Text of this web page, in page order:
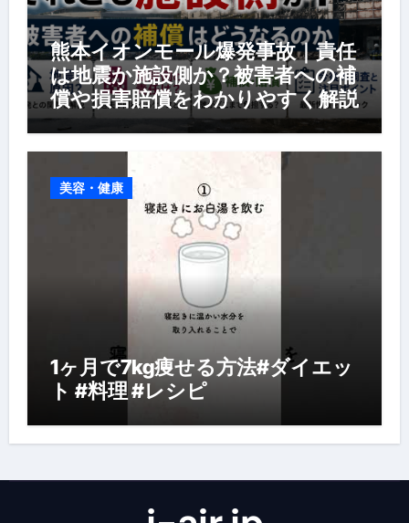
熊本イオンモール爆発事故｜責任
は地震か施設側か？被害者への補
償や損害賠償をわかりやすく解説
美容・健康
1ヶ月で7kg痩せる方法#ダイエッ
ト #料理 #レシピ